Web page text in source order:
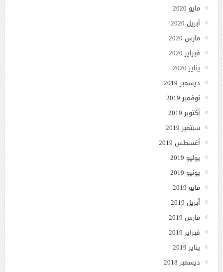
مايو 2020
أبريل 2020
مارس 2020
فبراير 2020
يناير 2020
ديسمبر 2019
نوفمبر 2019
أكتوبر 2019
سبتمبر 2019
أغسطس 2019
يوليو 2019
يونيو 2019
مايو 2019
أبريل 2019
مارس 2019
فبراير 2019
يناير 2019
ديسمبر 2018